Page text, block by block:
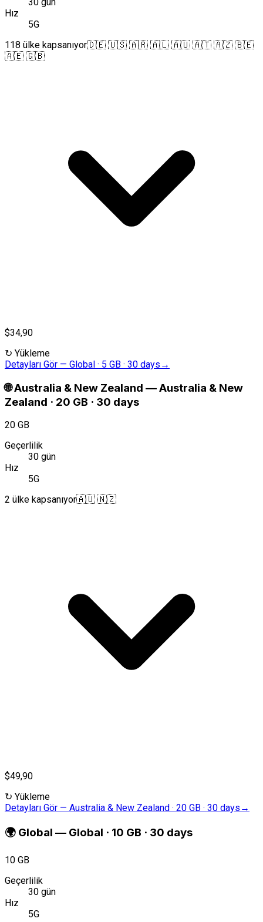
Hız
5G
118 ülke kapsanıyor🇩🇪 🇺🇸 🇦🇷 🇦🇱 🇦🇺 🇦🇹 🇦🇿 🇧🇪
🇦🇪 🇬🇧
$34,90
↻ Yükleme
Detayları Gör — Global · 5 GB · 30 days →
🌐Australia & New Zealand —Australia & New
Zealand · 20 GB · 30 days
20 GB
Geçerlilik
30 gün
Hız
5G
2 ülke kapsanıyor🇦🇺 🇳🇿
$49,90
↻ Yükleme
Detayları Gör — Australia & New Zealand · 20 GB · 30 days →
🌍 Global — Global · 10 GB · 30 days
10 GB
Geçerlilik
30 gün
Hız
5G